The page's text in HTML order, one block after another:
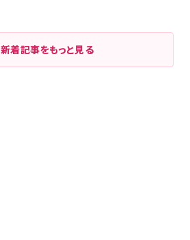
新着記事をもっと見る